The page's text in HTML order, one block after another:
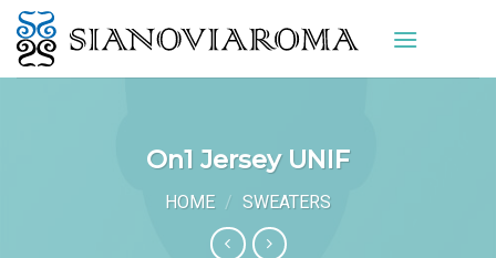
Skip
content
On1 Jersey UNIF
HOME / SWEATERS